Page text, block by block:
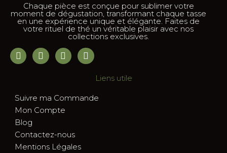
Chaque pièce est conçue pour sublimer votre
moment de dégustation, transformant chaque tasse
en une expérience unique et élégante. Faites de
votre rituel de thé un véritable plaisir avec nos
collections exclusives.
Liens utile
Suivre ma Commande
Mon Compte
Blog
Contactez-nous
Mentions Légales